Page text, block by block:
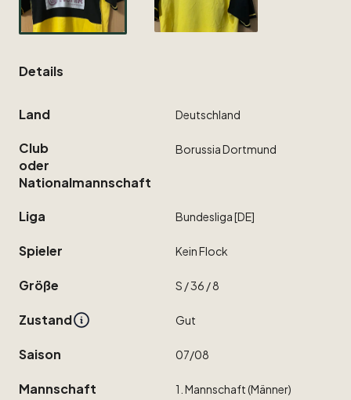
Details
Land Deutschland
Club
oder
Nationalmannschaft
BorussiaDortmund
Liga Bundesliga[DE]
Spieler KeinFlock
Größe S ​/​36 ​/​8
Zustand Gut
Saison 07​/​08
Mannschaft 1. Mannschaft(Männer)